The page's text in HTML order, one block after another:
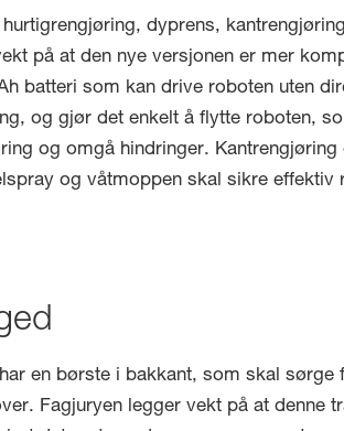
dyprens,
på at den nye versjonen er mer
batteri som kan drive roboten uten
og gjør det enkelt å flytte roboten,
og omgå hindringer.
og våtmoppen skal sikre effektiv
en børste i bakkant, som skal sørge
Fagjuryen legger vekt på at denne